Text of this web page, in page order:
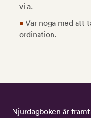
vila.
• Var noga med att
ordination.
Njurdagboken är